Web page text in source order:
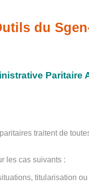
du
Paritaire
traitent de
les cas suivants :
titularisation